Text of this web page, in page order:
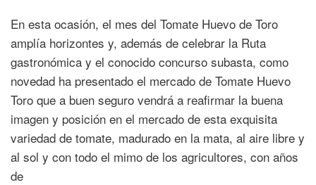
En esta ocasión, el mes del Tomate Huevo de Toro
amplía horizontes y, además de celebrar la Ruta
gastronómica y el conocido concurso subasta, como
novedad ha presentado el mercado de Tomate Huevo
Toro que a buen seguro vendrá a reafirmar la buena
imagen y posición en el mercado de esta exquisita
variedad de tomate, madurado en la mata, al aire libre y
al sol y con todo el mimo de los agricultores, con años
de